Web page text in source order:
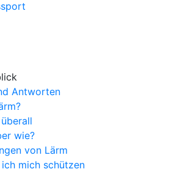
Antworten
wie?
von Lärm
mich schützen